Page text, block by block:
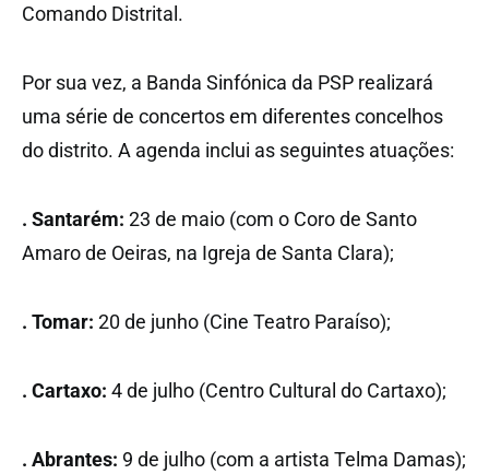
Comando Distrital.
Por sua vez, a Banda Sinfónica da PSP realizará
uma série de concertos em diferentes concelhos
do distrito. A agenda inclui as seguintes atuações:
. Santarém: 23 de maio (com o Coro de Santo
Amaro de Oeiras, na Igreja de Santa Clara);
. Tomar: 20 de junho (Cine Teatro Paraíso);
. Cartaxo: 4 de julho (Centro Cultural do Cartaxo);
. Abrantes: 9 de julho (com a artista Telma Damas);